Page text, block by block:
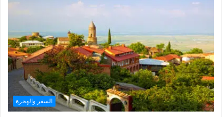
ر
ب
ا
ل
ت
ت
ا
السفر والهجرة